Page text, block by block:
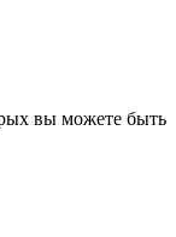
вы можете быть